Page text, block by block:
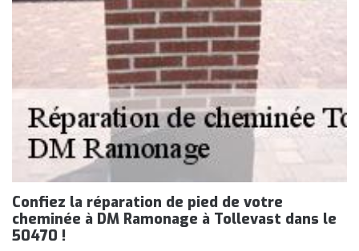
Confiez la réparation de pied de votre
cheminée à DM Ramonage à Tollevast dans le
50470 !